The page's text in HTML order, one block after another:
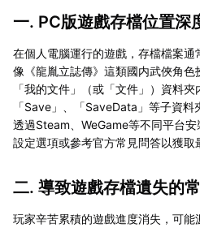
一. PC版遊戲存檔位置深
在個人電腦運行的遊戲，存檔檔案通
像《龍胤立誌傳》這類國内武俠角
「我的文件」（或「文件」）資料
「Save」、「SaveData」等子資
透過Steam、WeGame等不同平台
設定選項或參考官方常見問答以獲取
二. 導致遊戲存檔遺失的
玩家辛苦累積的遊戲進度消失，可